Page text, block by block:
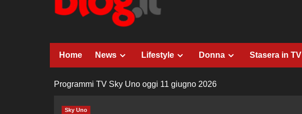
Home News Lifestyle Donna Stasera in TV
Programmi TV Sky Uno oggi 11 giugno 2026
Sky Uno